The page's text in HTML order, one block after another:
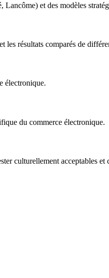
et des modèles
résultats comparés de
électronique.
du commerce électronique.
culturellement acceptables et